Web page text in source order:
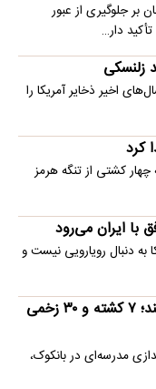
بر جلوگیری از عبور
دار…
زلنسکی
اخیر ذخایر آمریکا را
کرد
کشتی از تنگه هرمز
به دنبال رویارویی نیست و
جزئیات تیراندازی در مدرسه‌ای در تایلند؛ ۷ کشته و ۳۰ زخمی
مدرسه‌ای در بانکوک،